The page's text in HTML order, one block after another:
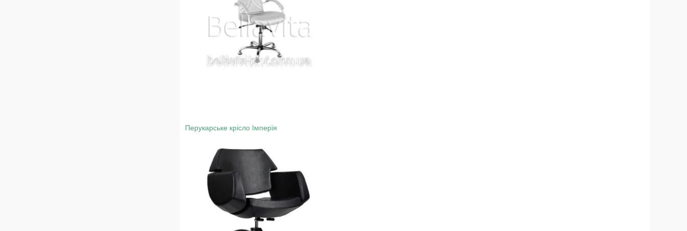
Перукарське крісло Імперія